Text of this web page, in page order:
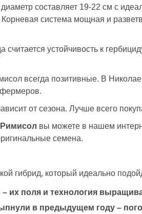
составляет 19-22 см с
система мощная и
устойчивость к
всегда позитивные. В
от сезона. Лучше всего
вы можете в нашем
семена.
гибрид, который идеально
их поля и технология
в предыдущем году –